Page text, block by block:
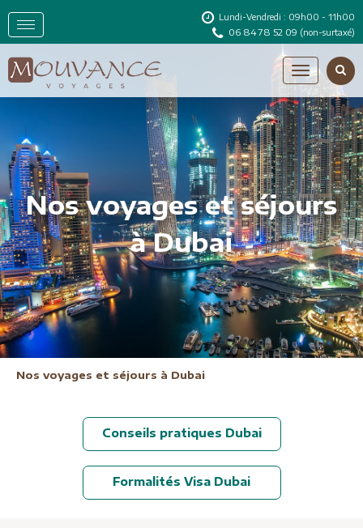
Lundi-Vendredi : 09h00 - 11h00
06 84 78 52 09 (non-surtaxé)
Nos voyages et séjours
à Dubai
Nos voyages et séjours à Dubai
Conseils pratiques Dubai
Formalités Visa Dubai